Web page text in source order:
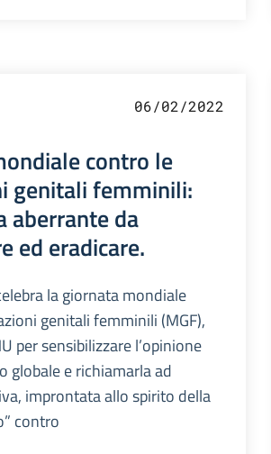
06/02/2022
contro le
genitali femminili:
aberrante da
ed eradicare.
la giornata mondiale
genitali femminili (MGF),
per sensibilizzare l’opinione
globale e richiamarla ad
improntata allo spirito della
contro